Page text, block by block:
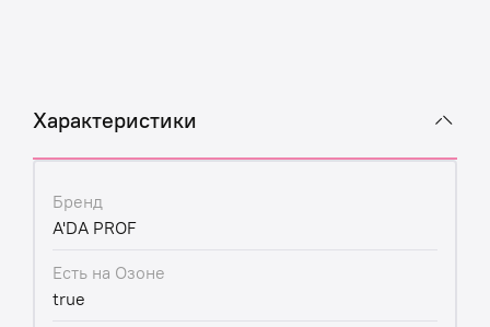
Характеристики
Бренд
A'DA PROF
Есть на Озоне
true